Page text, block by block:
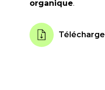
organique.